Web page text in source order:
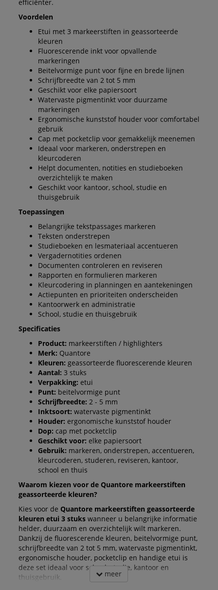
efficiënter.
Voordelen
Etui met 3 markeerstiften in geassorteerde
kleuren
Fluorescerende inkt voor opvallende
markeringen
Beitelvormige punt voor fijne en brede lijnen
Schrijfbreedte van 2 tot 5 mm
Geschikt voor elke papiersoort
Watervaste pigmentinkt voor duurzame
markeringen
Ergonomische kunststof houder voor comfortabel
gebruik
Cap met pocketclip voor gemakkelijk meenemen
Ideaal voor markeren, onderstrepen en
kleurcoderen
Helpt documenten, notities en studieboeken
overzichtelijk te maken
Geschikt voor kantoor, school, studie en
thuisgebruik
Toepassingen
Belangrijke tekstpassages markeren
Teksten onderstrepen
Studieboeken en lesmateriaal accentueren
Vergadernotities ordenen
Documenten controleren en reviseren
Rapporten en formulieren markeren
Kleurcodering in planningen en aantekeningen
Actiepunten en prioriteiten onderscheiden
Kantoorwerk en administratie
School, studie en thuisgebruik
Specificaties
Product: markeerstiften / highlighters
Merk: Quantore
Kleuren: geassorteerde fluorescerende kleuren
Aantal: 3 stuks
Verpakking: etui
Punt: beitelvormige punt
Schrijfbreedte: 2 - 5 mm
Inktsoort: watervaste pigmentinkt
Houder: ergonomische kunststof houder
Dop: cap met pocketclip
Geschikt voor: elke papiersoort
Gebruik: markeren, onderstrepen, accentueren,
kleurcoderen, studeren, reviseren, kantoor,
school en thuis
Waarom kiezen voor de Quantore markeerstiften
geassorteerde kleuren?
Kies voor de Quantore markeerstiften geassorteerde
kleuren etui 3 stukswanneer u belangrijke informatie
helder, duurzaam en overzichtelijk wilt markeren.
Dankzij de fluorescerende kleuren, beitelvormige punt,
schrijfbreedte van 2 tot 5 mm, watervaste pigmentinkt,
ergonomische houder, pocketclip en handige etui is
deze set ideaal voor school, studie, kantoor en
thuisgebruik.
meer